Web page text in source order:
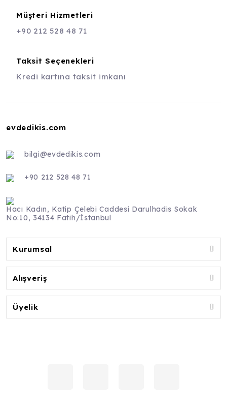
Müşteri Hizmetleri
+90 212 528 48 71
Taksit Seçenekleri
Kredi kartına taksit imkanı
evdedikis.com
bilgi@evdedikis.com
+90 212 528 48 71
Hacı Kadın, Katip Çelebi Caddesi Darulhadis Sokak
No:10, 34134 Fatih/İstanbul
Kurumsal
Alışveriş
Üyelik